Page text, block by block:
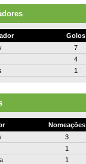
Golos
7
4
1
Nomeações
3
1
1